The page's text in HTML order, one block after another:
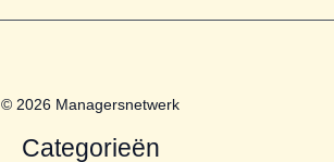
© 2026 Managersnetwerk
Categorieën